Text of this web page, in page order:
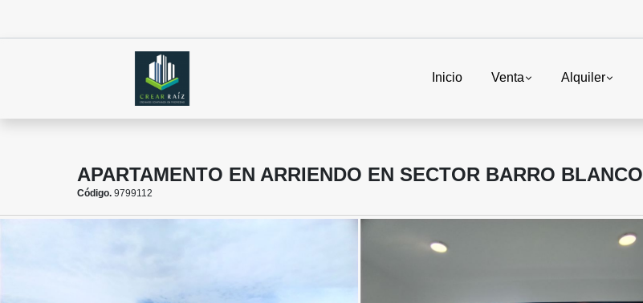
Inicio Venta Alquiler
APARTAMENTO EN ARRIENDO EN SECTOR BARRO BLANCO
Código. 9799112